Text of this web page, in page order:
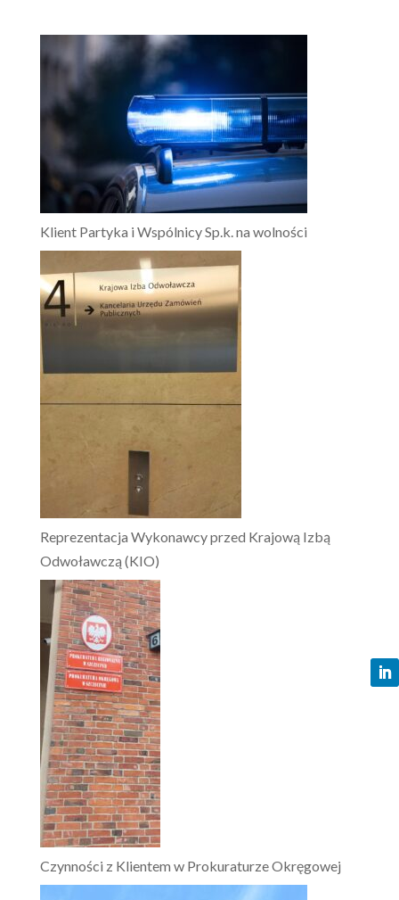
Klient Partyka i Wspólnicy Sp.k. na wolności
Reprezentacja Wykonawcy przed Krajową Izbą
Odwoławczą (KIO)
Czynności z Klientem w Prokuraturze Okręgowej